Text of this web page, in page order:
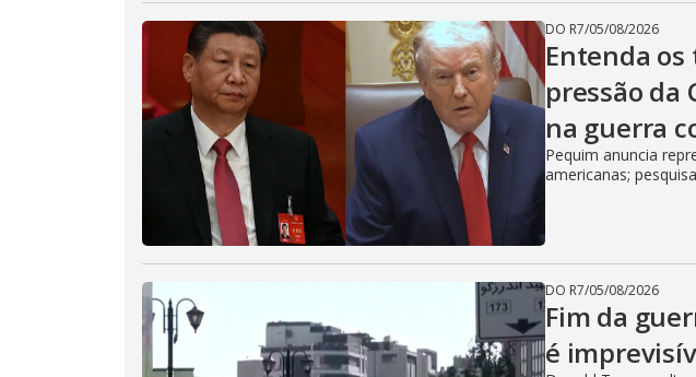
DO R7/05/08/2026
Entenda
pressão da
na guerra
Pequim anuncia
americanas;
DO R7/05/08/2026
Fim da
é